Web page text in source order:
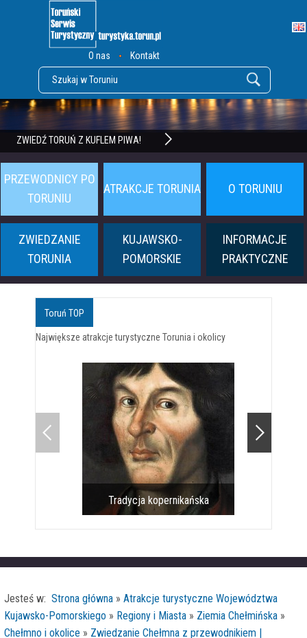
O nas Kontakt
ZWIEDŹ TORUŃ Z KUFLEM PIWA!
POZNAJ TWIERDZĘ TORUŃ
PRZEWODNICY PO
TORUNIU
ATRAKCJE TORUNIA O TORUNIU
ZWIEDZANIE
TORUNIA
KUJAWSKO-
POMORSKIE
INFORMACJE
PRAKTYCZNE
Toruń TOP
Największe atrakcje turystyczne Torunia i okolicy
Tradycja kopernikańska
Jesteś w: Strona główna » Atrakcje turystyczne Województwa
Kujawsko-Pomorskiego » Regiony i Miasta » Ziemia Chełmińska »
Chełmno i okolice » Zwiedzanie Chełmna z przewodnikiem |